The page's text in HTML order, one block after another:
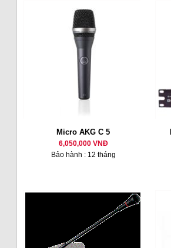
Micro AKG C 5
6,050,000 VNĐ
Bảo hành : 12 tháng